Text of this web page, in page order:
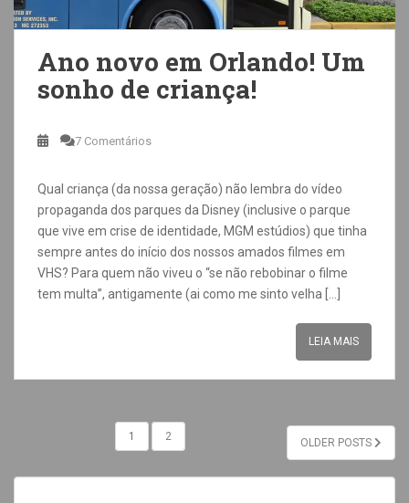
Ano novo em Orlando! Um
sonho de criança!
7 Comentários
Qual criança (da nossa geração) não lembra do vídeo
propaganda dos parques da Disney (inclusive o parque
que vive em crise de identidade, MGM estúdios) que tinha
sempre antes do início dos nossos amados filmes em
VHS? Para quem não viveu o “se não rebobinar o filme
tem multa”, antigamente (ai como me sinto velha […]
LEIA MAIS
1 2 OLDER POSTS